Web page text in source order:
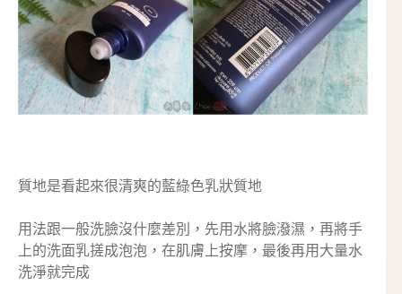
質地是看起來很清爽的藍綠色乳狀質地
用法跟一般洗臉沒什麼差別，先用水將臉潑濕，再將手
上的洗面乳搓成泡泡，在肌膚上按摩，最後再用大量水
洗淨就完成